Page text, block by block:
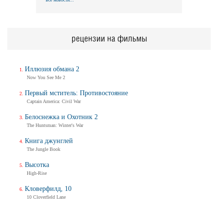
рецензии на фильмы
Иллюзия обмана 2
Now You See Me 2
Первый мститель: Противостояние
Captain America: Civil War
Белоснежка и Охотник 2
The Huntsman: Winter's War
Книга джунглей
The Jungle Book
Высотка
High-Rise
Кловерфилд, 10
10 Cloverfield Lane